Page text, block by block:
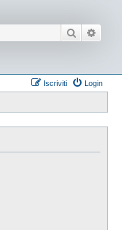
Cerca
Login
Iscriviti